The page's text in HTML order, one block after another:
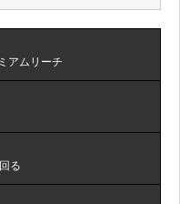
アムリーチ
る